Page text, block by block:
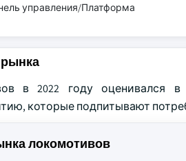
управления/Платформа
в 2022 году оценивался
которые подпитывают
локомотивов